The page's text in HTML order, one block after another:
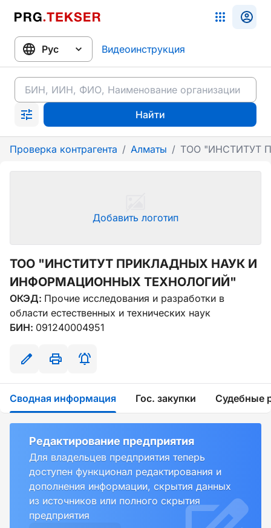
Видеоинструкция
Найти
Проверка контрагента / Алматы / ТОО "ИНСТИТУТ
Добавить логотип
ТОО "ИНСТИТУТ ПРИКЛАДНЫХ НАУК И
ИНФОРМАЦИОННЫХ ТЕХНОЛОГИЙ"
ОКЭД: Прочие исследования и разработки в
области естественных и технических наук
БИН: 091240004951
Сводная информация Гос. закупки Судебные
Редактирование предприятия
Для владельцев предприятия теперь
доступен функционал редактирования и
дополнения информации, скрытия данных
из источников или полного скрытия
предприятия